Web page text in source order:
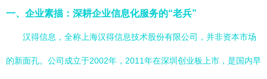
一、企业素描：深耕企业信息化服务的“老兵”
汉得信息，全称上海汉得信息技术股份有限公司，并非资本市场
的新面孔。公司成立于2002年，2011年在深圳创业板上市，是国内早